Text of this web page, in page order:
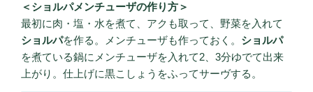
＜ショルパメンチューザの作り方＞
最初に肉・塩・水を煮て、アクも取って、野菜を入れて
ショルパを作る。メンチューザも作っておく。 ショルパ
を煮ている鍋にメンチューザを入れて2、3分ゆでて出来
上がり。仕上げに黒こしょうをふってサーヴする。